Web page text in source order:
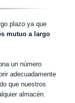
plazo ya que
mutuo a largo
un número
adecuadamente
que nuestros
almacén.